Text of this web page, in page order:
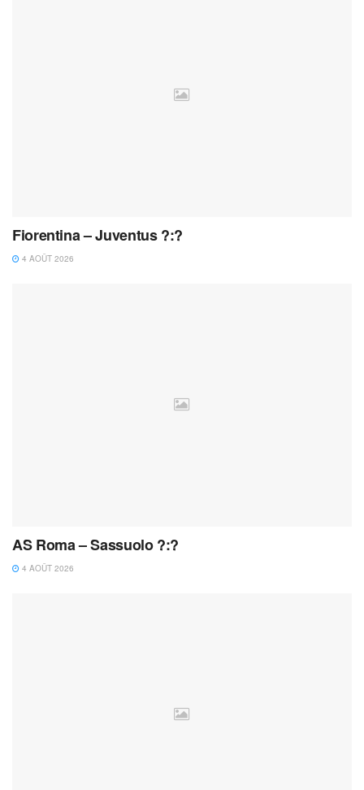
Fiorentina – Juventus ?:?
4 AOÛT 2026
AS Roma – Sassuolo ?:?
4 AOÛT 2026